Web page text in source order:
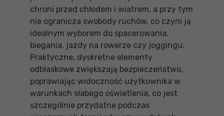
chroni przed chłodem i wiatrem, a przy tym
nie ogranicza swobody ruchów, co czyni ją
idealnym wyborem do spacerowania,
biegania, jazdy na rowerze czy joggingu.
Praktyczne, dyskretne elementy
odblaskowe zwiększają bezpieczeństwo,
poprawiając widoczność użytkownika w
warunkach słabego oświetlenia, co jest
szczególnie przydatne podczas